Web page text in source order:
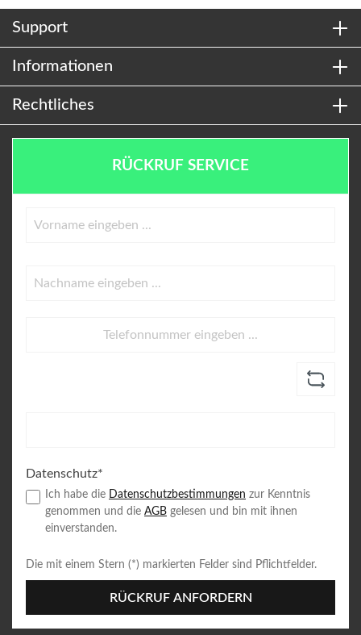
Support
Informationen
Rechtliches
RÜCKRUF SERVICE
Datenschutz*
Ich habe die Datenschutzbestimmungen zur Kenntnis
genommen und die AGB gelesen und bin mit ihnen
einverstanden.
Die mit einem Stern (*) markierten Felder sind Pflichtfelder.
RÜCKRUF ANFORDERN